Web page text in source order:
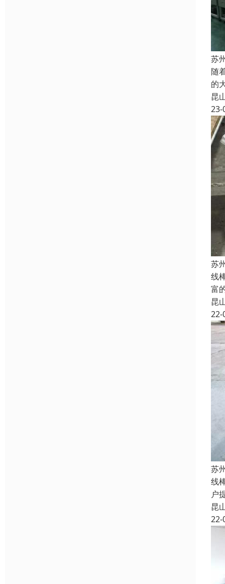
苏
随
的
昆
23-
苏
线
富
昆
22-
苏
线
户
昆
22-